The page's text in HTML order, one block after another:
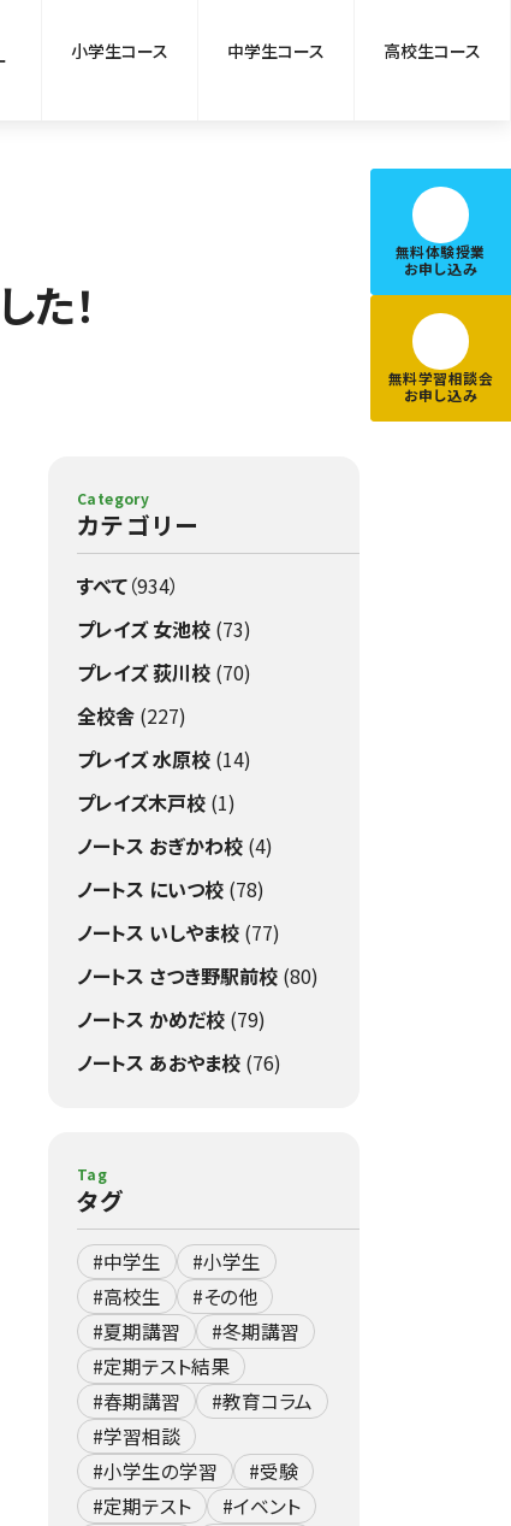
小学生コース 中学生コース 高校生コース
無料体験授業
お申し込み
無料学習相談会
お申し込み
！
Category
カテゴリー
すべて（934）
プレイズ 女池校(73)
プレイズ 荻川校(70)
全校舎(227)
プレイズ 水原校(14)
プレイズ木戸校(1)
ノートス おぎかわ校(4)
ノートス にいつ校(78)
ノートス いしやま校(77)
ノートス さつき野駅前校(80)
ノートス かめだ校(79)
ノートス あおやま校(76)
Tag
タグ
#中学生
#小学生
#高校生
#その他
#夏期講習
#冬期講習
#定期テスト結果
#春期講習
#教育コラム
#学習相談
#小学生の学習
#受験
#定期テスト
#イベント